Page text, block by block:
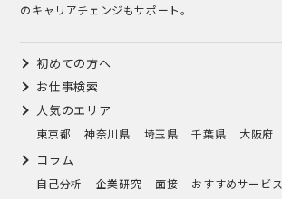
のキャリアチェンジもサポート。
初めての方へ
お仕事検索
人気のエリア
東京都 神奈川県 埼玉県 千葉県 大阪府
コラム
自己分析 企業研究 面接 おすすめサービス